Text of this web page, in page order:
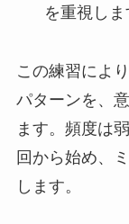
を重視しま
この練習によ
パターンを、
ます。頻度は
回から始め、
します。